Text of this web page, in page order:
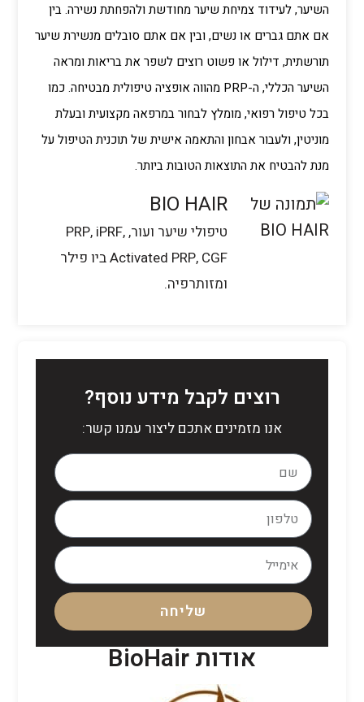
השיער, לעידוד צמיחת שיער מחודשת ולהפחתת נשירה. בין
אם אתם גברים או נשים, ובין אם אתם סובלים מנשירת שיער
תורשתית, דילול או פשוט רוצים לשפר את בריאות ומראה
השיער הכללי, ה-PRP מהווה אופציה טיפולית מבטיחה. כמו
בכל טיפול רפואי, מומלץ לבחור במרפאה מקצועית ובעלת
מוניטין, ולעבור אבחון והתאמה אישית של תוכנית הטיפול על
מנת להבטיח את התוצאות הטובות ביותר.
BIO HAIR
טיפולי שיער ועור, PRP, iPRF,
Activated PRP, CGF ביו פילר
ומזותרפיה.
רוצים לקבל מידע נוסף?
אנו מזמינים אתכם ליצור עמנו קשר:
שליחה
אודות BioHair